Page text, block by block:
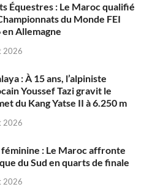
Équestres : Le Maroc qualifié
du Monde FEI
en Allemagne
2026
: À 15 ans, l’alpiniste
Youssef Tazi gravit le
du Kang Yatse II à 6.250 m
2026
: Le Maroc affronte
du Sud en quarts de finale
2026